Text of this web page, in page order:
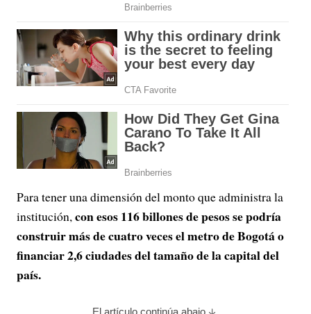
Para tener una dimensión del monto que administra la
institución,con esos 116 billones de pesos se podría
construir más de cuatro veces el metro de Bogotá o
financiar 2,6 ciudades del tamaño de la capital del
país.